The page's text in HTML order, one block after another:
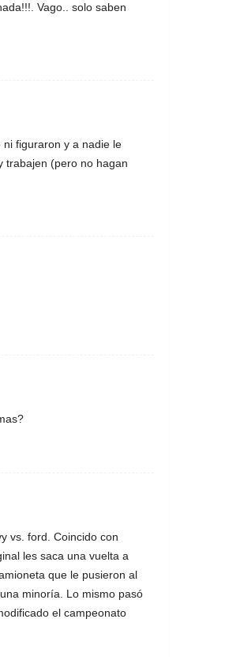
Vago.. solo saben
figuraron y a nadie le
trabajen (pero no hagan
vs. ford. Coincido con
les saca una vuelta a
que le pusieron al
minoría. Lo mismo pasó
el campeonato